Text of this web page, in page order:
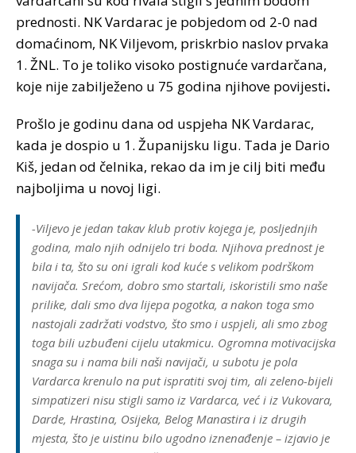
prednosti. NK Vardarac je pobjedom od 2-0 nad
domaćinom, NK Viljevom, priskrbio naslov prvaka
1. ŽNL. To je toliko visoko postignuće vardarčana,
koje nije zabilježeno u 75 godina njihove povijesti.
Prošlo je godinu dana od uspjeha NK Vardarac,
kada je dospio u 1. Županijsku ligu. Tada je Dario
Kiš, jedan od čelnika, rekao da im je cilj biti među
najboljima u novoj ligi.
-Viljevo je jedan takav klub protiv kojega je, posljednjih
godina, malo njih odnijelo tri boda. Njihova prednost je
bila i ta, što su oni igrali kod kuće s velikom podrškom
navijača. Srećom, dobro smo startali, iskoristili smo naše
prilike, dali smo dva lijepa pogotka, a nakon toga smo
nastojali zadržati vodstvo, što smo i uspjeli, ali smo zbog
toga bili uzbuđeni cijelu utakmicu. Ogromna motivacijska
snaga su i nama bili naši navijači, u subotu je pola
Vardarca krenulo na put ispratiti svoj tim, ali zeleno-bijeli
simpatizeri nisu stigli samo iz Vardarca, već i iz Vukovara,
Darde, Hrastina, Osijeka, Belog Manastira i iz drugih
mjesta, što je uistinu bilo ugodno iznenađenje – izjavio je